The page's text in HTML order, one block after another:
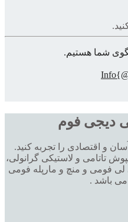
دیجی فوم
و اقتصادی را تجربه کنید.
تاتامی و لاستیکی گرانولی،
فومی و منچ و مارپله فومی
باشد .